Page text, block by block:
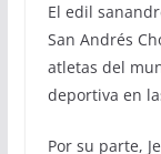
El edil
San Andrés
atletas del
deportiva en
Por su parte,